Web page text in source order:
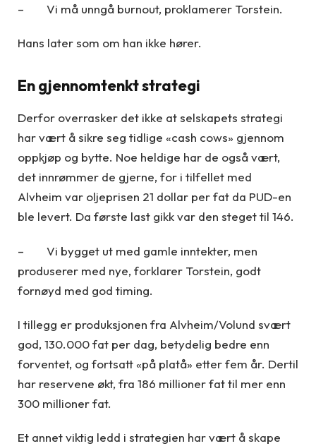
– Vi må unngå burnout, proklamerer Torstein.
Hans later som om han ikke hører.
En gjennomtenkt strategi
Derfor overrasker det ikke at selskapets strategi
har vært å sikre seg tidlige «cash cows» gjennom
oppkjøp og bytte. Noe heldige har de også vært,
det innrømmer de gjerne, for i tilfellet med
Alvheim var oljeprisen 21 dollar per fat da PUD-en
ble levert. Da første last gikk var den steget til 146.
– Vi bygget ut med gamle inntekter, men
produserer med nye, forklarer Torstein, godt
fornøyd med god timing.
I tillegg er produksjonen fra Alvheim/Volund svært
god, 130.000 fat per dag, betydelig bedre enn
forventet, og fortsatt «på platå» etter fem år. Dertil
har reservene økt, fra 186 millioner fat til mer enn
300 millioner fat.
Et annet viktig ledd i strategien har vært å skape